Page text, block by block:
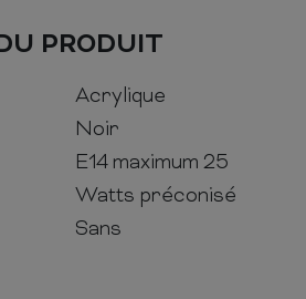
PRODUIT
Acrylique
Noir
E14 maximum 25
Watts préconisé
Sans